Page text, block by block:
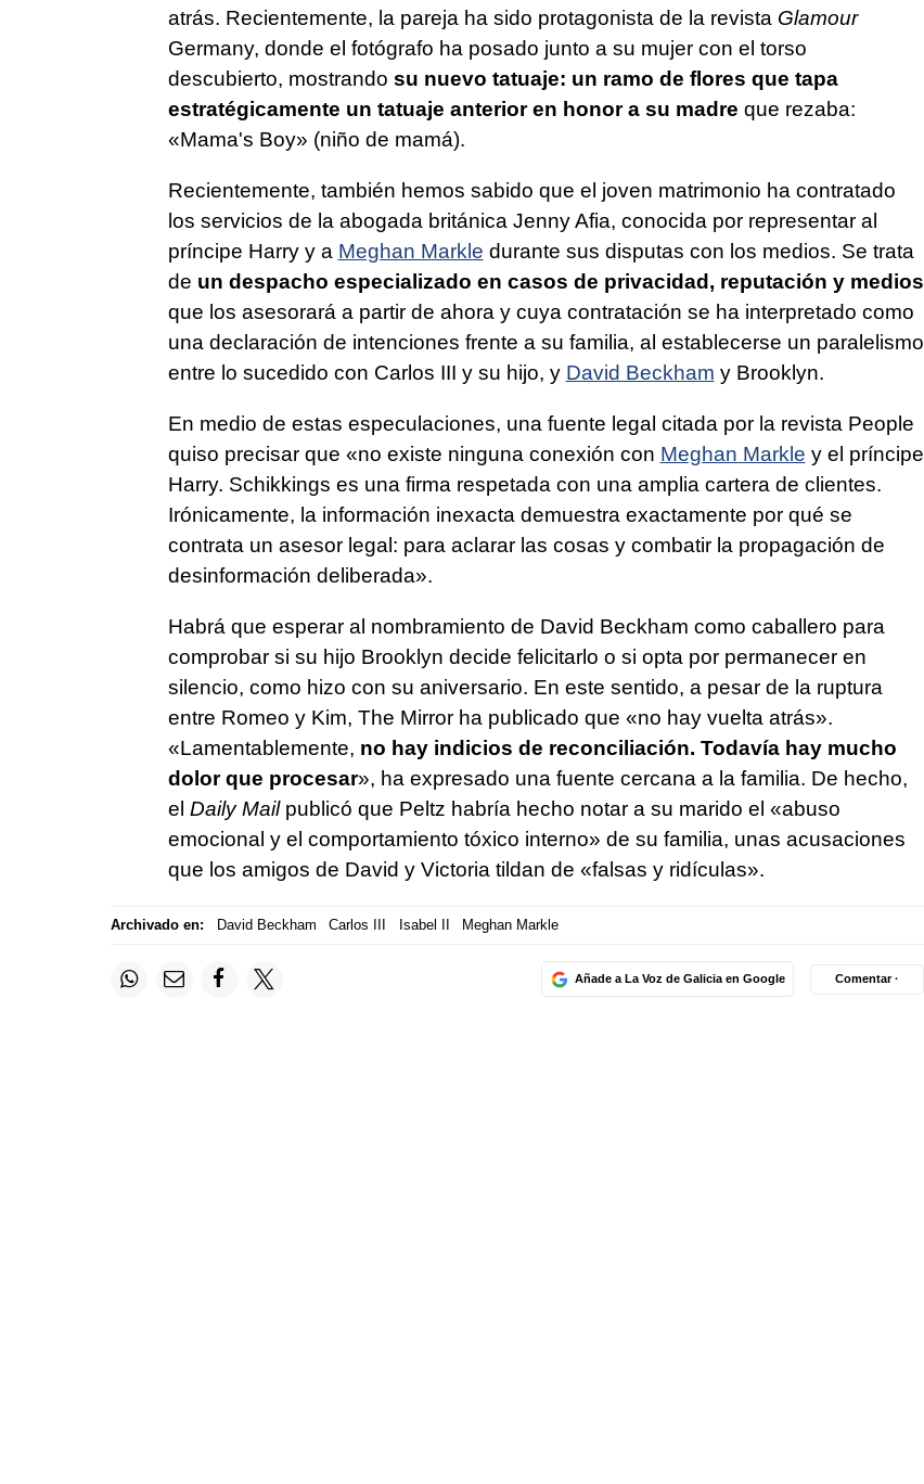
atrás. Recientemente, la pareja ha sido protagonista de la revista Glamour
Germany, donde el fotógrafo ha posado junto a su mujer con el torso
descubierto, mostrando su nuevo tatuaje: un ramo de flores que tapa
estratégicamente un tatuaje anterior en honor a su madre que rezaba:
«Mama's Boy» (niño de mamá).
Recientemente, también hemos sabido que el joven matrimonio ha contratado
los servicios de la abogada británica Jenny Afia, conocida por representar al
príncipe Harry y a Meghan Markle durante sus disputas con los medios. Se trata
de un despacho especializado en casos de privacidad, reputación y medios
que los asesorará a partir de ahora y cuya contratación se ha interpretado como
una declaración de intenciones frente a su familia, al establecerse un paralelismo
entre lo sucedido con Carlos III y su hijo, y David Beckham y Brooklyn.
En medio de estas especulaciones, una fuente legal citada por la revista People
quiso precisar que «no existe ninguna conexión con Meghan Markle y el príncipe
Harry. Schikkings es una firma respetada con una amplia cartera de clientes.
Irónicamente, la información inexacta demuestra exactamente por qué se
contrata un asesor legal: para aclarar las cosas y combatir la propagación de
desinformación deliberada».
Habrá que esperar al nombramiento de David Beckham como caballero para
comprobar si su hijo Brooklyn decide felicitarlo o si opta por permanecer en
silencio, como hizo con su aniversario. En este sentido, a pesar de la ruptura
entre Romeo y Kim, The Mirror ha publicado que «no hay vuelta atrás».
«Lamentablemente, no hay indicios de reconciliación. Todavía hay mucho
dolor que procesar», ha expresado una fuente cercana a la familia. De hecho,
el Daily Mailpublicó que Peltz habría hecho notar a su marido el «abuso
emocional y el comportamiento tóxico interno» de su familia, unas acusaciones
que los amigos de David y Victoria tildan de «falsas y ridículas».
Archivado en: David Beckham Carlos III Isabel II Meghan Markle
Añade a La Voz de Galicia en Google Comentar ·